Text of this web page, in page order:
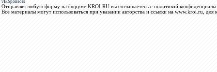
vB.Sponsors
Отправляя любую форму на форуме KROI.RU вы соглашаетесь с политикой
Все материалы могут использоваться при указании авторства и ссылки на www.kroi.ru, для